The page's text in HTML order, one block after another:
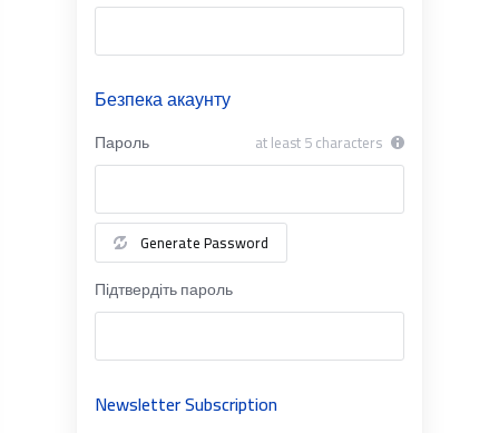
Безпека акаунту
Пароль at least 5 characters
Generate Password
Підтвердіть пароль
Newsletter Subscription